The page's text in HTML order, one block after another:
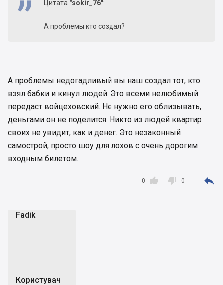
Цитата "sokir_76":
А проблемы кто создал?
А проблемы недогадливый вы наш создал тот, кто
взял бабки и кинул людей. Это всеми нелюбимый
передаст войцеховский. Не нужно его облизывать,
деньгами он не поделится. Никто из людей квартир
своих не увидит, как и денег. Это незаконный
самострой, просто шоу для лохов с очень дорогим
входным билетом.

0  0 
Fadik
Користувач